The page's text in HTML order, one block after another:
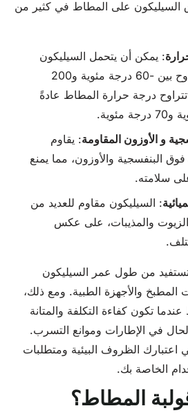
السيليكون على المطاط في كثير من
: يمكن أن يتحمل السيليكون
درجات حرارة تتراوح بين -60 درجة مئوية و200
تتراوح درجة حرارة المطاط عادةً
و الأوزون المقاومة: يقاوم
البنفسجية والأوزون، مما يمنع
سلامته.
: السيليكون مقاوم للعديد من
والزيوت والمذيبات، على عكس
من طول عمر السيليكون
المطبخ والأجهزة الطبية. ومع ذلك،
تكون كفاءة التكلفة والمتانة
في الإطارات وموانع التسرب.
اعتبارك الظروف البيئية ومتطلبات
الخاصة بك.
المطاط؟